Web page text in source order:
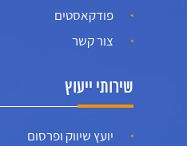
פודקאסטים
צור קשר
שירותי ייעוץ
יועץ שיווק ופרסום